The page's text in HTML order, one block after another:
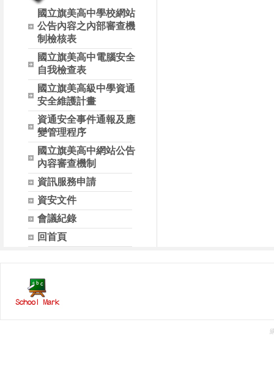
國立旗美高中學校網站
公告內容之內部審查機
制檢核表
國立旗美高中電腦安全
自我檢查表
國立旗美高級中學資通
安全維護計畫
資通安全事件通報及應
變管理程序
國立旗美高中網站公告
內容審查機制
資訊服務申請
資安文件
會議紀錄
回首頁